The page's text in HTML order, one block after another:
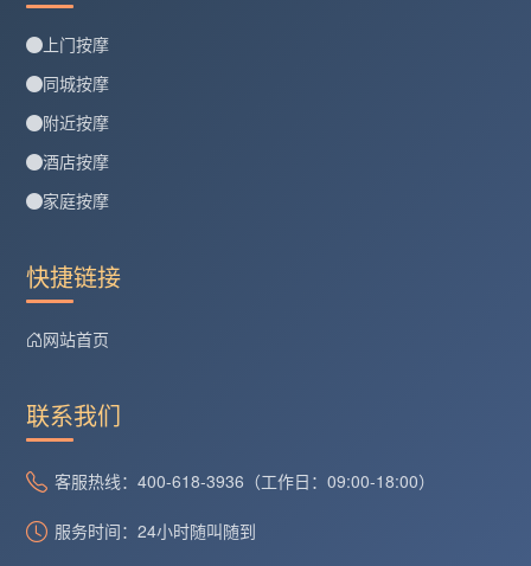
上门按摩
同城按摩
附近按摩
酒店按摩
家庭按摩
快捷链接
网站首页
联系我们
客服热线：400-618-3936（工作日：09:00-18:00）
服务时间：24小时随叫随到